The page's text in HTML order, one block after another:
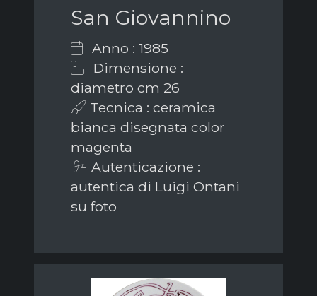
San Giovannino
Anno : 1985
Dimensione :
diametro cm 26
Tecnica : ceramica
bianca disegnata color
magenta
Autenticazione :
autentica di Luigi Ontani
su foto